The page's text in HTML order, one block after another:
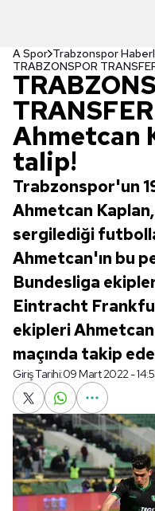
A Spor Trabzonspor
Ahmetcan
talip!
Trabzonspor'un
Ahmetcan
sergilediği
Ahmetcan'ın bu
Bundesliga
Eintracht
ekipleri
maçında takip
Giriş Tarihi:09 Mart 2022 -